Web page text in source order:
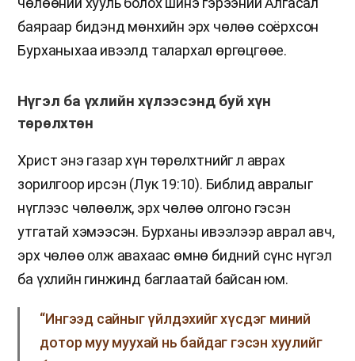
баяраар бидэнд мөнхийн эрх чөлөө соёрхсон
Бурханыхаа ивээлд талархал өргөцгөөе.
Нүгэл ба үхлийн хүлээсэнд буй хүн
төрөлхтөн
Христ энэ газар хүн төрөлхтнийг л аврах
зорилгоор ирсэн (Лук 19:10). Библид авралыг
нүглээс чөлөөлж, эрх чөлөө олгоно гэсэн
утгатай хэмээсэн. Бурханы ивээлээр аврал авч,
эрх чөлөө олж авахаас өмнө бидний сүнс нүгэл
ба үхлийн гинжинд баглаатай байсан юм.
“Ингээд сайныг үйлдэхийг хүсдэг миний
дотор муу муухай нь байдаг гэсэн хуулийг